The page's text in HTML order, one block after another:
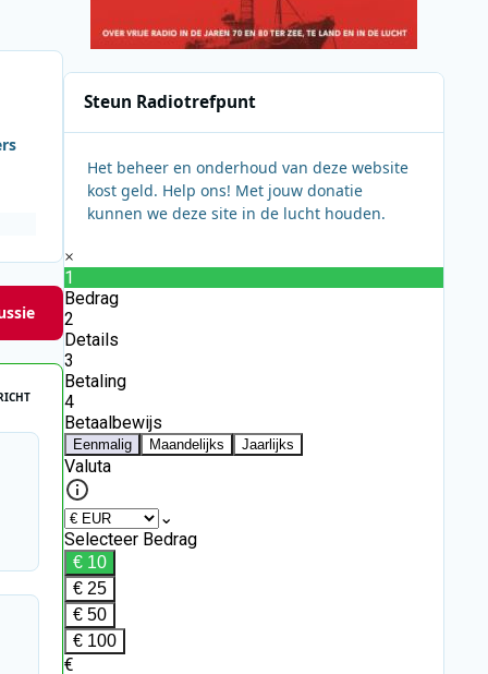
Steun Radiotrefpunt
Het beheer en onderhoud van deze website
kost geld. Help ons! Met jouw donatie
kunnen we deze site in de lucht houden.